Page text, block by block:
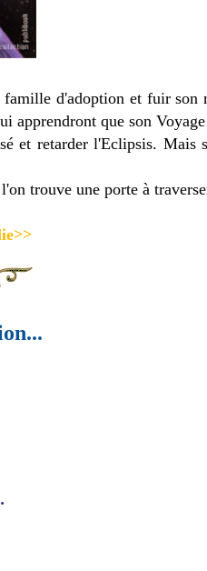
d'adoption et fuir son
apprendront que son
et retarder l'Eclipsis.
trouve une porte à